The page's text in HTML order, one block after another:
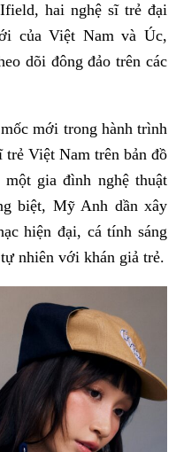
hai nghệ sĩ trẻ đại
của Việt Nam và Úc,
dõi đông đảo trên các
mới trong hành trình
Việt Nam trên bản đồ
gia đình nghệ thuật
biệt, Mỹ Anh dần xây
hiện đại, cá tính sáng
nhiên với khán giả trẻ.